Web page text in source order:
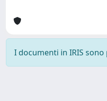
I documenti in IRIS